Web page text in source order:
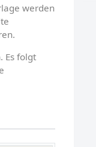
werden
Es folgt